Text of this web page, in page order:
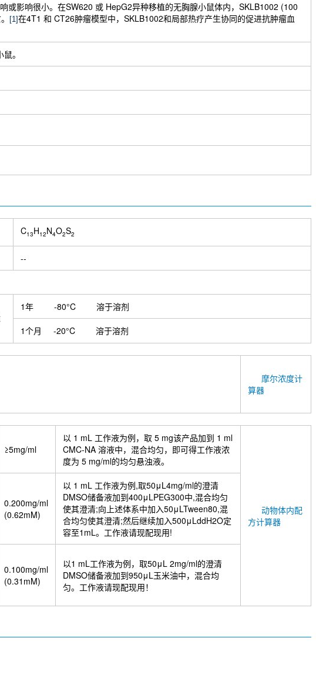
影响很小。在SW620 或 HepG2异种移植的无胸腺小鼠体内，SKLB1002 (100
[1]在4T1 和 CT26肿瘤模型中，SKLB1002和局部热疗产生协同的促进抗肿瘤血
。
C13H12N4O2S2
--
1年 -80°C 溶于溶剂
1个月 -20°C 溶于溶剂
摩尔浓度计
算器
动物体内配
方计算器
≥5mg/ml
以 1 mL 工作液为例，取 5 mg该产品加到 1 ml
CMC-NA 溶液中，混合均匀，即可得工作液浓
度为 5 mg/ml的均匀悬浊液。
0.200mg/ml
(0.62mM)
以 1 mL 工作液为例,取50μL4mg/ml的澄清
DMSO储备液加到400μLPEG300中,混合均匀
使其澄清;向上述体系中加入50μLTween80,混
合均匀使其澄清;然后继续加入500μLddH2O定
容至1mL。工作液请现配现用!
0.100mg/ml
(0.31mM)
以1 mL工作液为例，取50μL 2mg/ml的澄清
DMSO储备液加到950μL玉米油中，混合均
匀。工作液请现配现用！